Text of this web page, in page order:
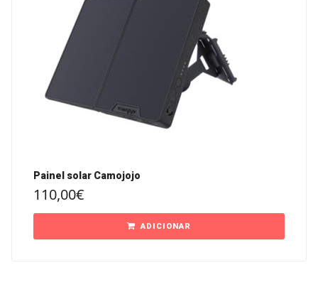
Painel solar Camojojo
110,00€
ADICIONAR